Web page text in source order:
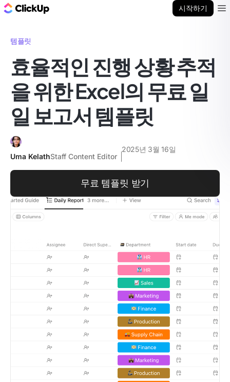
시작하기
템플릿
효율적인 진행 상황 추적
을 위한 Excel의 무료 일
일 보고서 템플릿
Uma KelathStaff Content Editor
2025년 3월 16일
무료 템플릿 받기